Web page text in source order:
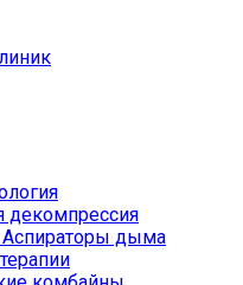
декомпрессия
Аспираторы дыма